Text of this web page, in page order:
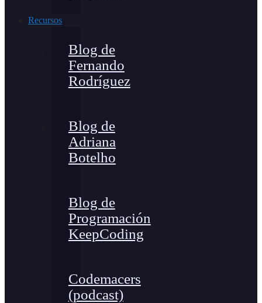
Recursos
Blog de
Fernando
Rodríguez
Blog de
Adriana
Botelho
Blog de
Programación
KeepCoding
Codemacers
(podcast)